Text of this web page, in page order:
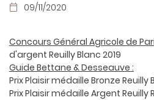
 Adresse email de réception
En cochant cette case, vous consentez à
commerciales à l'adresse email indiqué ci-
 09/11/2020
Concours Général Agricole de
d'argent Reuilly Blanc 2019
Guide Bettane & Desseauve :
Prix Plaisir médaille Bronze Reuilly
Prix Plaisir médaille Argent Reuilly